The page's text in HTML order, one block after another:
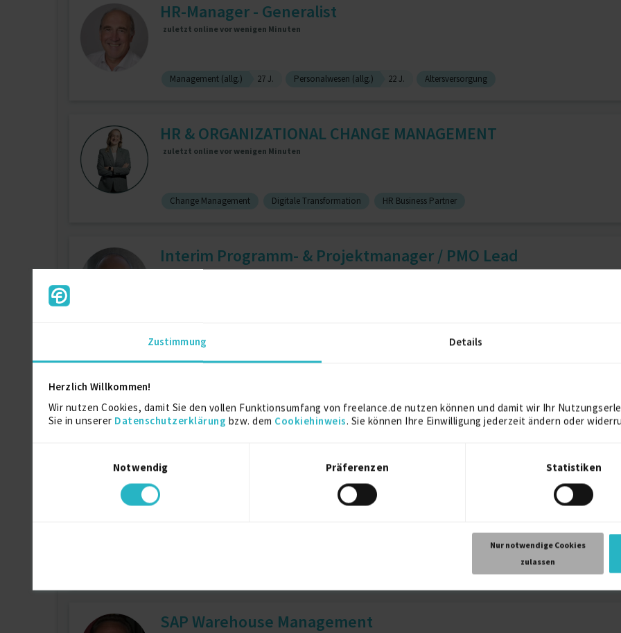
Zustimmung Details
Herzlich Willkommen!
Wir nutzen Cookies, damit Sie den vollen Funktionsumfang von freelance.de nutzen können und damit wir Ihr
Sie in unserer Datenschutzerklärung bzw. dem Cookiehinweis. Sie können Ihre Einwilligung jederzeit ändern oder
Notwendig
Präferenzen Statistiken
Nur notwendige Cookies
zulassen
HR-Manager - Generalist
zuletzt online vor wenigen Minuten
Management (allg.) 27 J. Personalwesen (allg.) 22 J. Altersversorgung
HR & ORGANIZATIONAL CHANGE MANAGEMENT
zuletzt online vor wenigen Minuten
Change Management Digitale Transformation HR Business Partner
Interim Programm- & Projektmanager / PMO Lead
zuletzt online vor wenigen Minuten
8 J.
SAP Warehouse Management